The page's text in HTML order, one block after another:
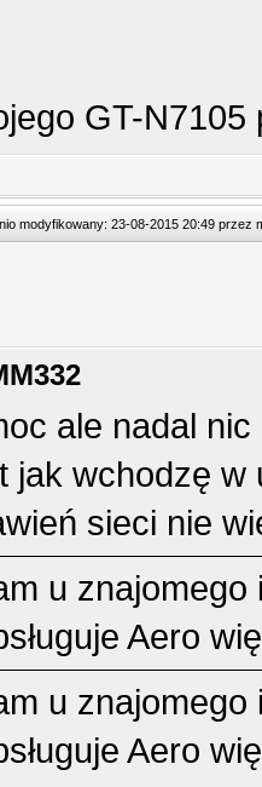
GT-
modyfikowany: 23-08-2015 20:49 przez
ale nadal
jak wchodzę
sieci nie
u
Aero
u
Aero